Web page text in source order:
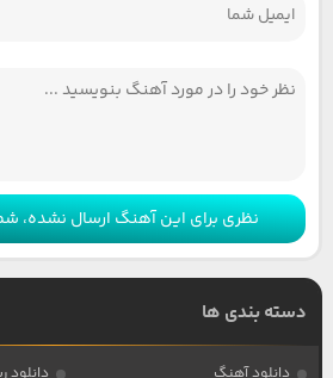
نظری برای این آهنگ ارسال نشده،
دسته بندی ها